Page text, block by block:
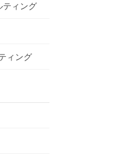
ティング
ィング